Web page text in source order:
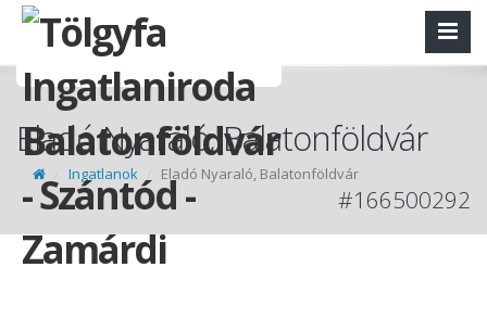
Eladó Nyaraló, Balatonföldvár
Ingatlanok Eladó Nyaraló, Balatonföldvár
#166500292